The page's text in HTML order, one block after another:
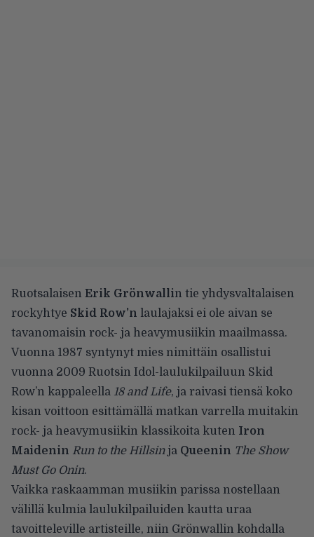
Ruotsalaisen Erik Grönwallin tie yhdysvaltalaisen
rockyhtye Skid Row’n laulajaksi ei ole aivan se
tavanomaisin rock- ja heavymusiikin maailmassa.
Vuonna 1987 syntynyt mies nimittäin osallistui
vuonna 2009 Ruotsin Idol-laulukilpailuun Skid
Row’n kappaleella 18 and Life, ja raivasi tiensä koko
kisan voittoon esittämällä matkan varrella muitakin
rock- ja heavymusiikin klassikoita kuten Iron
Maidenin Run to the Hillsinja Queenin The Show
Must Go Onin.
Vaikka raskaamman musiikin parissa nostellaan
välillä kulmia laulukilpailuiden kautta uraa
tavoitteleville artisteille, niin Grönwallin kohdalla